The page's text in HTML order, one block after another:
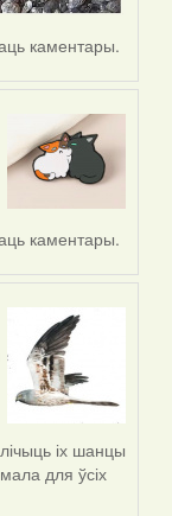
каментары.
каментары.
іх шанцы
для ўсіх